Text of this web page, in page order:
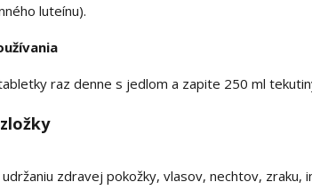
luteínu).
raz denne s jedlom a zapite 250 ml
zdravej pokožky, vlasov, nechtov, zraku,